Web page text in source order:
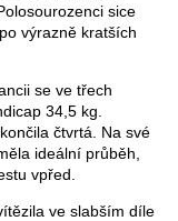
sice
výrazně kratších
se ve třech
34,5 kg.
čtvrtá. Na své
ideální průběh,
vpřed.
ve slabším díle